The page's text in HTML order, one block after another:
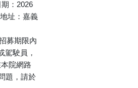
：2026
址：嘉義
募期限內
駕駛員，
院網路
題，請於